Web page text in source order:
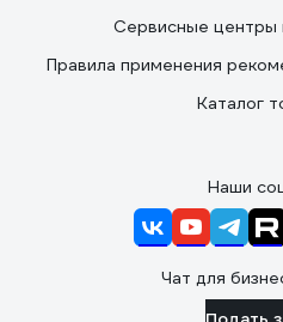
Сервисные центры
Правила применения
Каталог
Наши
Чат для